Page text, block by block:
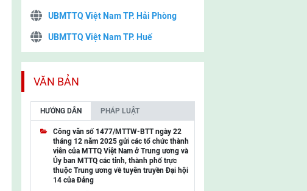
UBMTTQ Việt Nam TP. Hải Phòng
UBMTTQ Việt Nam TP. Huế
UBMTTQ Việt Nam TP. Cần Thơ
UBMTTQ Việt Nam tỉnh Quảng Ninh
UBMTTQ Việt Nam tỉnh Cao Bằng
UBMTTQ Việt Nam tỉnh Lạng Sơn
UBMTTQ Việt Nam tỉnh Lai Châu
UBMTTQ Việt Nam tỉnh Điện Biên
VĂN BẢN
HƯỚNG DẪN PHÁP LUẬT
Công văn số 1477/MTTW-BTT ngày 22
tháng 12 năm 2025 gửi các tổ chức thành
viên của MTTQ Việt Nam ở Trung ương và
Ủy ban MTTQ các tỉnh, thành phố trực
thuộc Trung ương về tuyên truyền Đại hội
14 của Đảng